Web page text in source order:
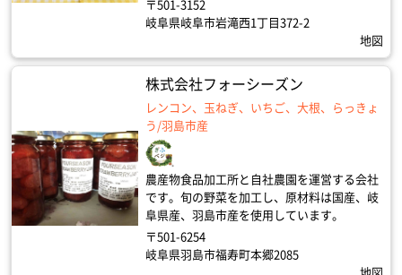
〒501-3152
岐阜県岐阜市岩滝西1丁目372-2
地図
株式会社フォーシーズン
レンコン、玉ねぎ、いちご、大根、らっきょ
う/羽島市産
農産物食品加工所と自社農園を運営する会社
です。旬の野菜を加工し、原材料は国産、岐
阜県産、羽島市産を使用しています。
〒501-6254
岐阜県羽島市福寿町本郷2085